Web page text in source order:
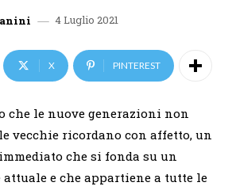
4 Luglio 2021
X PINTEREST
che le nuove generazioni non
vecchie ricordano con affetto, un
che si fonda su un
e che appartiene a tutte le